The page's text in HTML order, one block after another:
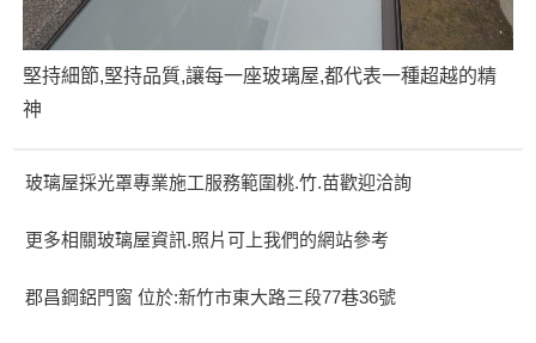
堅持細節,堅持品質,讓每一座玻璃屋,都代表一種超越的精
神
玻璃屋採光罩專業施工服務範圍桃.竹.苗歡迎洽詢
更多相關玻璃屋資訊.照片可上我們的網站參考
郡昌鋼鋁門窗 位於:新竹市東大路三段77巷36號